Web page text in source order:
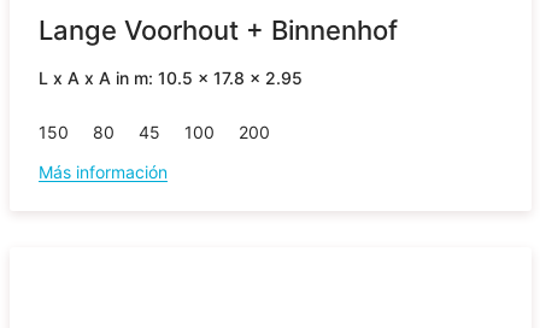
Lange Voorhout + Binnenhof
L x A x A in m: 10.5 x 17.8 x 2.95
150 80 45 100
200
Más información